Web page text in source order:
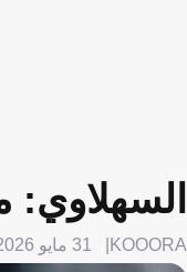
KOOORA 31 مايو 2026